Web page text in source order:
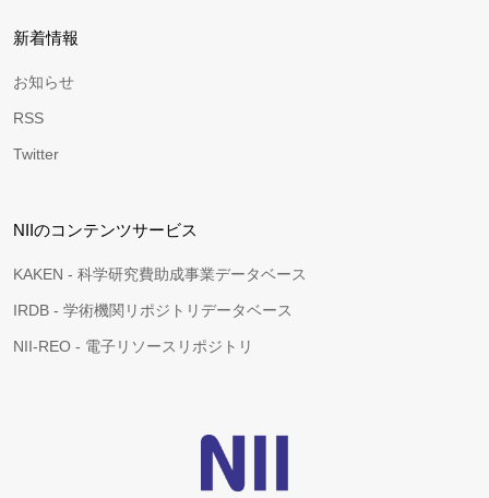
新着情報
お知らせ
RSS
Twitter
NIIのコンテンツサービス
KAKEN - 科学研究費助成事業データベース
IRDB - 学術機関リポジトリデータベース
NII-REO - 電子リソースリポジトリ